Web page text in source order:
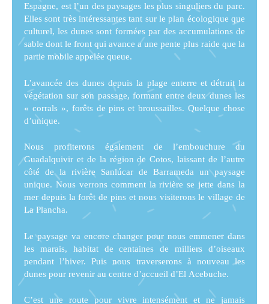
Espagne, est l’un des paysages les plus singuliers du parc.
Elles sont très intéressantes tant sur le plan écologique que
culturel, les dunes sont formées par des accumulations de
sable dont le front qui avance a une pente plus raide que la
partie mobile appelée queue.
L’avancée des dunes depuis la plage enterre et détruit la
végétation sur son passage, formant entre deux dunes les
« corrals », forêts de pins et broussailles. Quelque chose
d’unique.
Nous profiterons également de l’embouchure du
Guadalquivir et de la région de Cotos, laissant de l’autre
côté de la rivière Sanlúcar de Barrameda un paysage
unique. Nous verrons comment la rivière se jette dans la
mer depuis la forêt de pins et nous visiterons le village de
La Plancha.
Le paysage va encore changer pour nous emmener dans
les marais, habitat de centaines de milliers d’oiseaux
pendant l’hiver. Puis nous traverserons à nouveau les
dunes pour revenir au centre d’accueil d’El Acebuche.
C’est une route pour vivre intensément et ne jamais